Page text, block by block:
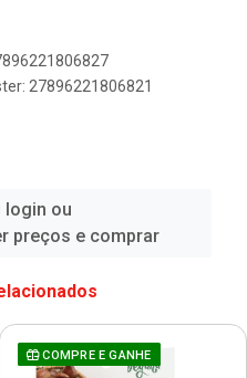
27896221806821
login ou
preços e comprar
COMPRE E GANHE